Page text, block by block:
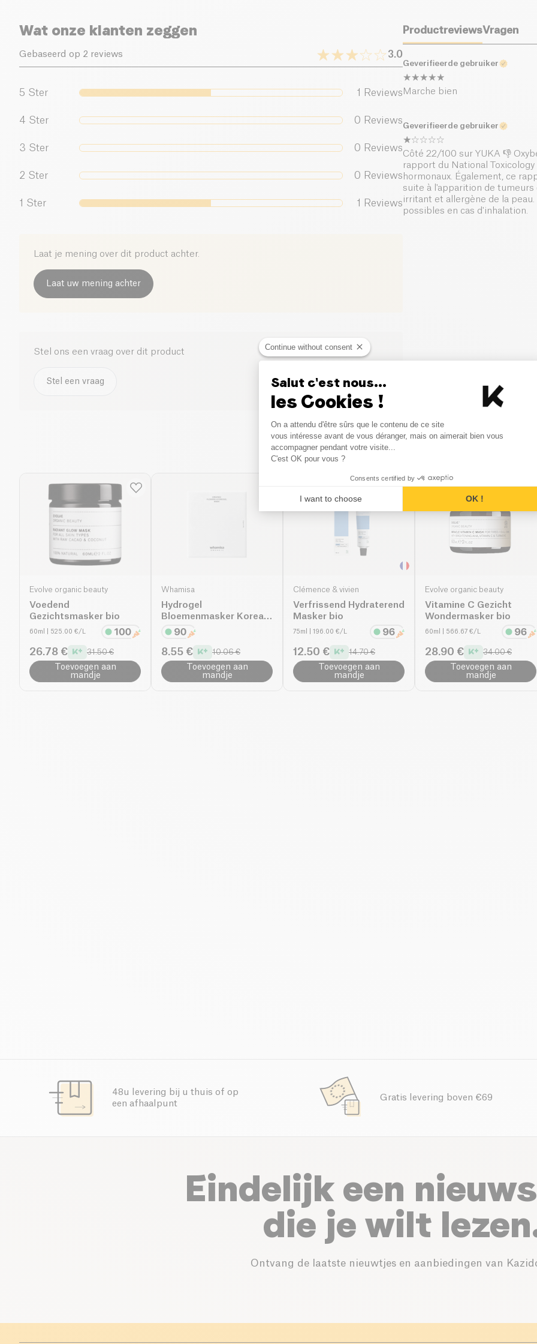
Wat onze klanten zeggen
Gebaseerd op 2 reviews 3.0
5 Ster 1 Reviews
4 Ster 0 Reviews
3 Ster 0 Reviews
2 Ster 0 Reviews
1 Ster 1 Reviews
Laat je mening over dit product achter.
Laat uw mening achter
Stel ons een vraag over dit product
Stel een vraag
ProductreviewsVragen
Geverifieerde gebruiker
Marche bien
Geverifieerde gebruiker
Côté 22/100 sur YUKA 👎
rapport du National
hormonaux. Également, ce
suite à l'apparition de tumeurs
irritant et allergène de la
possibles en cas d'inhalation.
Vergelijkbare producten
Evolve organic beauty
Voedend
Gezichtsmasker bio
60ml | 525.00 €/L
26.78 € 31.50 €
Toevoegen aan
mandje
Whamisa
Hydrogel
Bloemenmasker Korean
Beauty bio
8.55 € 10.06 €
Toevoegen aan
mandje
Clémence & vivien
Verfrissend Hydraterend
Masker bio
75ml | 196.00 €/L
12.50 € 14.70 €
Toevoegen aan
mandje
Evolve organic beauty
Vitamine C Gezicht
Wondermasker bio
60ml | 566.67 €/L
28.90 € 34.00 €
Toevoegen aan
mandje
48u levering bij u thuis of op
een afhaalpunt
Gratis levering boven €69
Eindelijk een
die je wilt
Ontvang de laatste nieuwtjes en aanbiedingen van
Continue without consent
Salut c'est nous...
les Cookies !
Consent Management
On a attendu d'être sûrs que le contenu de ce site
vous intéresse avant de vous déranger, mais on aimerait bien vous
accompagner pendant votre visite...
C'est OK pour vous ?
Consents certified by
I want to choose OK !
Axeptio consent